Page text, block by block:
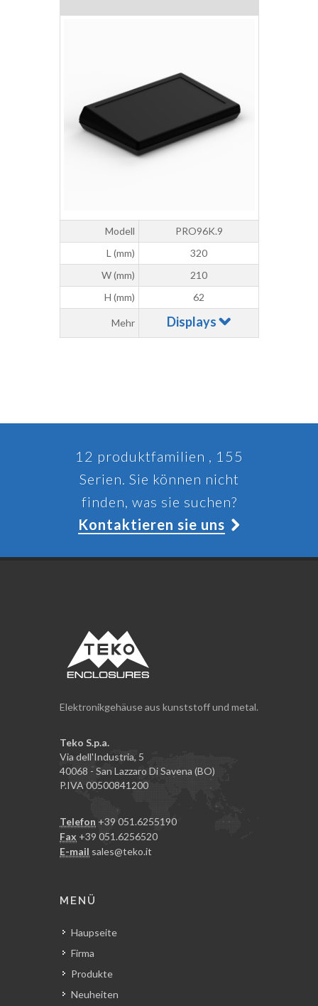
Modell
PRO96K.9
L (mm)
320
W (mm)
210
H (mm)
62
Mehr Displays
12 produktfamilien , 155
Serien. Sie können nicht
finden, was sie suchen?
Kontaktieren sie uns
Elektronikgehäuse aus kunststoff und metal.
Teko S.p.a.
Via dell'Industria, 5
40068 - San Lazzaro Di Savena (BO)
P.IVA 00500841200
Telefon +39 051.6255190
Fax +39 051.6256520
E-mail sales@teko.it
MENÜ
Haupseite
Firma
Produkte
Neuheiten